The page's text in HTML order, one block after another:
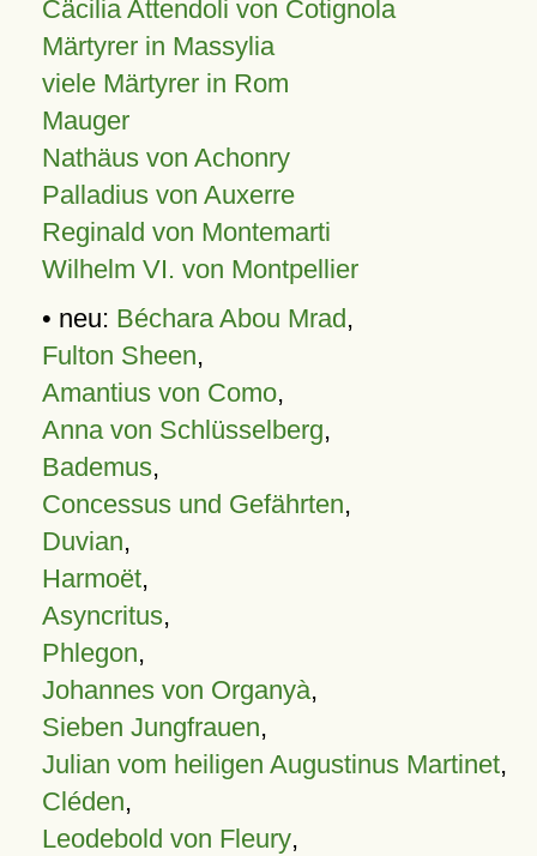
Cäcilia Attendoli von Cotignola
Märtyrer in Massylia
viele Märtyrer in Rom
Mauger
Nathäus von Achonry
Palladius von Auxerre
Reginald von Montemarti
Wilhelm VI. von Montpellier
• neu: Béchara Abou Mrad,
Fulton Sheen,
Amantius von Como,
Anna von Schlüsselberg,
Bademus,
Concessus und Gefährten,
Duvian,
Harmoët,
Asyncritus,
Phlegon,
Johannes von Organyà,
Sieben Jungfrauen,
Julian vom heiligen Augustinus Martinet,
Cléden,
Leodebold von Fleury,